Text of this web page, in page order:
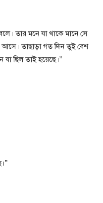
তার মনে যা থাকে মানে সে
আসে। তাছাড়া গত দিন তুই বেশ
যা ছিল তাই হয়েছে।”